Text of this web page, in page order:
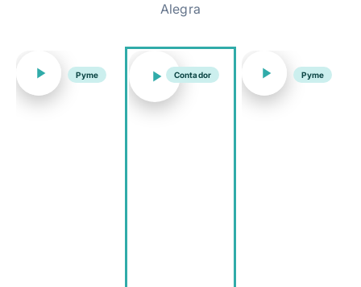
Alegra
Pyme Contador Pyme